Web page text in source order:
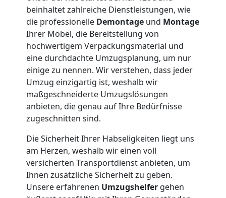
beinhaltet zahlreiche Dienstleistungen, wie
die professionelle Demontage und Montage
Ihrer Möbel, die Bereitstellung von
hochwertigem Verpackungsmaterial und
eine durchdachte Umzugsplanung, um nur
einige zu nennen. Wir verstehen, dass jeder
Umzug einzigartig ist, weshalb wir
maßgeschneiderte Umzugslösungen
anbieten, die genau auf Ihre Bedürfnisse
zugeschnitten sind.
Die Sicherheit Ihrer Habseligkeiten liegt uns
am Herzen, weshalb wir einen voll
versicherten Transportdienst anbieten, um
Ihnen zusätzliche Sicherheit zu geben.
Unsere erfahrenen Umzugshelfer gehen
Wolfsberg
Kleintransport
Wolfsberg
Möbelmontage
Wolfsberg
Möbeltransport